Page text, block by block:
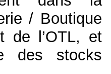
/ Boutique
de l’OTL, et
des stocks